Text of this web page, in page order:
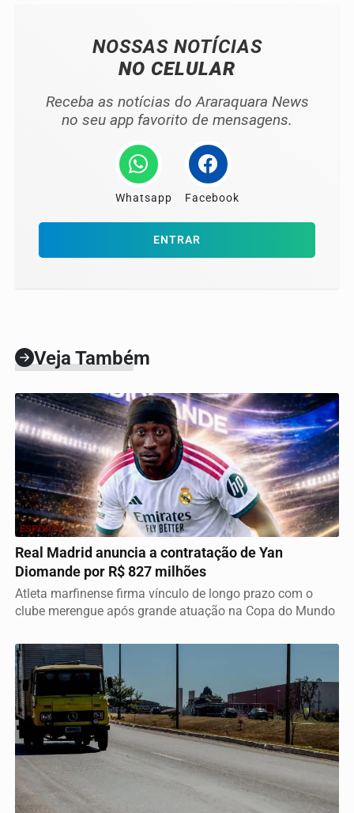
NOSSAS NOTÍCIAS
NO CELULAR
Receba as notícias do Araraquara News
no seu app favorito de mensagens.
Whatsapp Facebook
ENTRAR
Veja Também
ESPORTE
Real Madrid anuncia a contratação de Yan
Diomande por R$ 827 milhões
Atleta marfinense firma vínculo de longo prazo com o
clube merengue após grande atuação na Copa do Mundo